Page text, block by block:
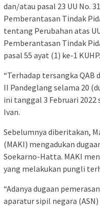
dan/atau pasal 23 UU No.
Pemberantasan Tindak
tentang Perubahan atas
Pemberantasan Tindak
pasal 55 ayat (1) ke-1 KUHP.
“Terhadap tersangka QAB
II Pandeglang selama 20
ini tanggal 3 Februari 2022
Ivan.
Sebelumnya diberitakan,
(MAKI) mengadukan
Soekarno-Hatta. MAKI
yang melakukan pungli
“Adanya dugaan
aparatur sipil negara (ASN)